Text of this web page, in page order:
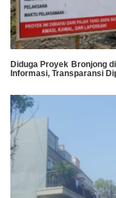
Diduga Proyek Bronjong
Informasi, Transparansi